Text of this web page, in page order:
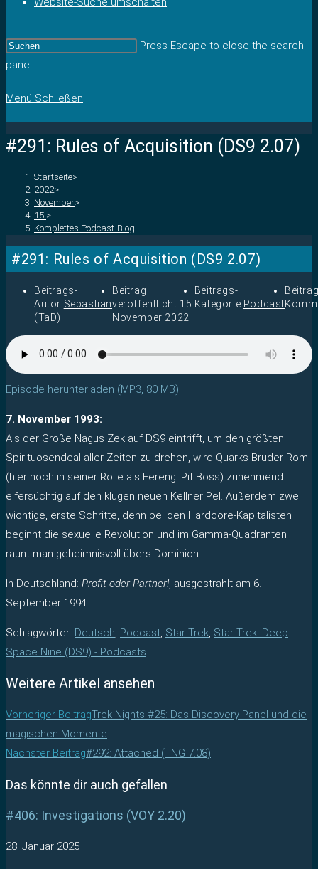
Press Escape to close the search
panel.
Menü Schließen
#291: Rules of Acquisition (DS9 2.07)
Startseite>
2022>
November>
15. >
Komplettes Podcast-Blog
#291: Rules of Acquisition (DS9 2.07)
Beitrags-
Autor:Sebastian
(TaD)
Beitrag
veröffentlicht:15.
November 2022
Beitrags-
Kategorie: Podcast
Episode herunterladen (MP3, 80 MB)
7. November 1993:
Als der Große Nagus Zek auf DS9 eintrifft, um den größten
Spirituosendeal aller Zeiten zu drehen, wird Quarks Bruder Rom
(hier noch in seiner Rolle als Ferengi Pit Boss) zunehmend
eifersüchtig auf den klugen neuen Kellner Pel. Außerdem zwei
wichtige, erste Schritte, denn bei den Hardcore-Kapitalisten
beginnt die sexuelle Revolution und im Gamma-Quadranten
raunt man geheimnisvoll übers Dominion.
In Deutschland: Profit oder Partner!, ausgestrahlt am 6.
September 1994.
Schlagwörter: Deutsch, Podcast, Star Trek, Star Trek: Deep
Space Nine (DS9) - Podcasts
Weitere Artikel ansehen
Vorheriger BeitragTrek Nights #25: Das Discovery Panel und die
magischen Momente
Nächster Beitrag#292: Attached (TNG 7.08)
Das könnte dir auch gefallen
#406: Investigations (VOY 2.20)
28. Januar 2025